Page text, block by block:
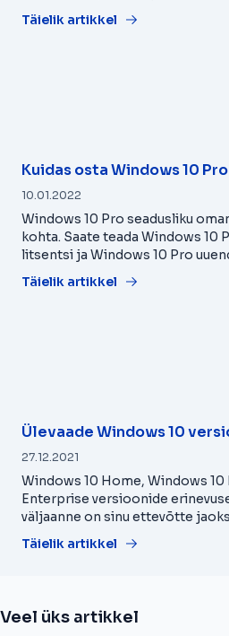
Täielik artikkel
Kuidas osta Windows 10
10.01.2022
Windows 10 Pro seadusliku
kohta. Saate teada Windows 10
litsentsi ja Windows 10 Pro
Täielik artikkel
Ülevaade Windows 10
27.12.2021
Windows 10 Home, Windows 10
Enterprise versioonide
väljaanne on sinu ettevõtte
Täielik artikkel
Veel üks artikkel